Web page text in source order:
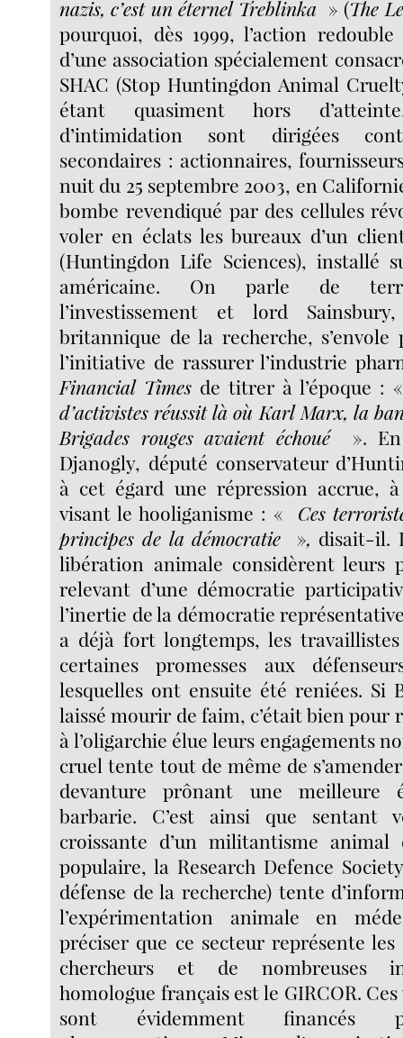
nazis, c’est un éternel Treblinka » (The
pourquoi, dès 1999, l’action
d’une association spécialement
SHAC (Stop Huntingdon Animal
étant quasiment hors
d’intimidation sont dirigées
secondaires : actionnaires,
nuit du 25 septembre 2003, en
bombe revendiqué par des cellules
voler en éclats les bureaux d’un
(Huntingdon Life Sciences), installé
américaine. On parle de
l’investissement et lord
britannique de la recherche, s’envole
l’initiative de rassurer l’industrie
Financial Times de titrer à l’époque :
d’activistes réussit là où Karl Marx, la
Brigades rouges avaient échoué
».
Djanogly, député conservateur
à cet égard une répression accrue,
visant le hooliganisme : «
Ces
principes de la démocratie
», disait-il.
libération animale considèrent leurs
relevant d’une démocratie
l’inertie de la démocratie
a déjà fort longtemps, les
certaines promesses aux
lesquelles ont ensuite été reniées. Si
laissé mourir de faim, c’était bien pour
à l’oligarchie élue leurs engagements
cruel tente tout de même de
devanture prônant une meilleure
barbarie. C’est ainsi que sentant
croissante d’un militantisme
populaire, la Research Defence
défense de la recherche) tente
l’expérimentation animale en
préciser que ce secteur représente
chercheurs et de nombreuses
homologue français est le GIRCOR.
sont évidemment financés